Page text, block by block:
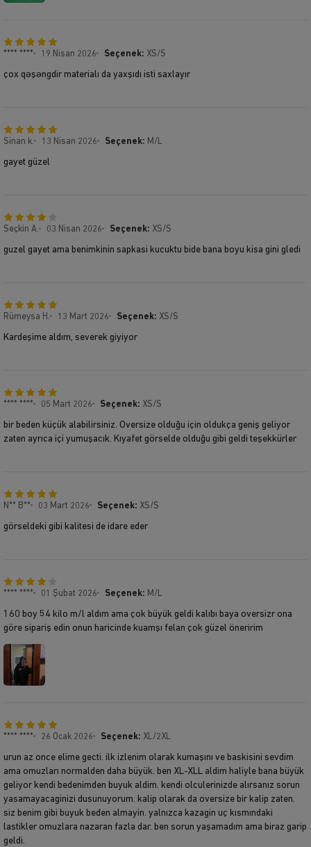
**** **** 19 Nisan 2026 Seçenek: XS/S
çox qəşəngdir materialı da yaxşıdı isti saxlayır
Sinan k. 13 Nisan 2026 Seçenek: M/L
gayet güzel
Seçkin A. 03 Nisan 2026 Seçenek: XS/S
guzel gayet ama benimkinin sapkasi kucuktu bide bana boyu kisa gini gledi
Rümeysa H. 13 Mart 2026 Seçenek: XS/S
Kardeşime aldım, severek giyiyor
**** **** 05 Mart 2026 Seçenek: XS/S
bir beden küçük alabilirsiniz. Oversize olduğu için oldukça geniş geliyor
zaten ayrıca içi yumuşacık. Kıyafet görselde olduğu gibi geldi teşekkürler
N** B** 03 Mart 2026 Seçenek: XS/S
görseldeki gibi kalitesi de idare eder
**** **** 01 Şubat 2026 Seçenek: M/L
160 boy 54 kilo m/l aldım ama çok büyük geldi kalıbı baya oversizr ona
göre sipariş edin onun haricinde kuamşı felan çok güzel öneririm
**** **** 26 Ocak 2026 Seçenek: XL/2XL
urun az once elime gecti. ilk izlenim olarak kumaşını ve baskisini sevdim
ama omuzları normalden daha büyük. ben XL-XLL aldim haliyle bana büyük
geliyor kendi bedenimden buyuk aldim. kendi olculerinizde alırsanız sorun
yasamayacaginizi dusunuyorum. kalip olarak da oversize bir kalip zaten.
siz benim gibi buyuk beden almayin. yalnızca kazagin uç kısmındaki
lastikler omuzlara nazaran fazla dar. ben sorun yaşamadım ama biraz garip
geldi.